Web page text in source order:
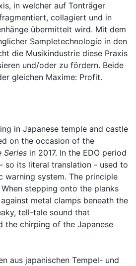
in welcher auf Tonträger
collagiert und in
übermittelt wird. Mit dem
Sampletechnologie in den
die Musikindustrie diese Praxis
und/oder zu fördern. Beide
gleichen Maxime: Profit.
in Japanese temple and castle
on the occasion of the
Series in 2017. In the EDO period
so its literal translation - used to
warning system. The principle
stepping onto the planks
metal clamps beneath the
tell-tale sound that
the chirping of the Japanese
aus japanischen Tempel- und